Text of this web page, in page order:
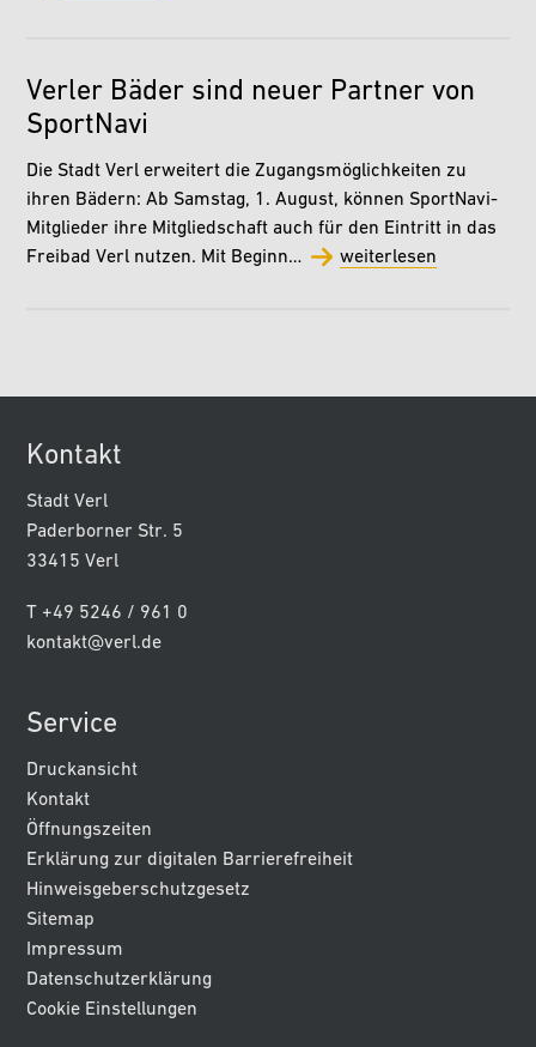
Verler Bäder sind neuer Partner von
SportNavi
Die Stadt Verl erweitert die Zugangsmöglichkeiten zu
ihren Bädern: Ab Samstag, 1. August, können SportNavi-
Mitglieder ihre Mitgliedschaft auch für den Eintritt in das
Freibad Verl nutzen. Mit Beginn…
weiterlesen
Kontakt
Stadt Verl
Paderborner Str. 5
33415 Verl
T +49 5246 / 961 0
kontakt@verl.de
Service
Druckansicht
Kontakt
Öffnungszeiten
Erklärung zur digitalen Barrierefreiheit
Hinweisgeberschutzgesetz
Sitemap
Impressum
Datenschutzerklärung
Cookie Einstellungen